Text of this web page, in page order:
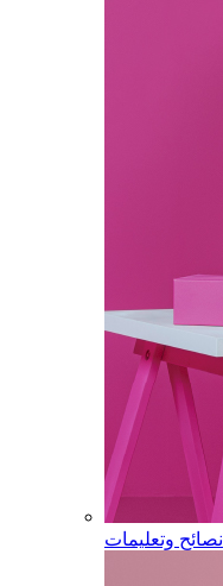
نصائح وتعليمات